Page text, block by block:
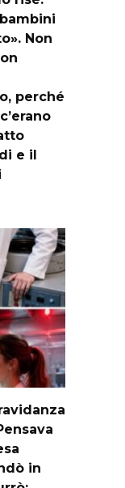
Non
perché
e il
in